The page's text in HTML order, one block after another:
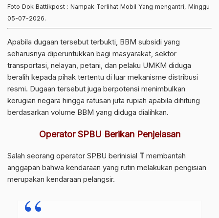
Foto Dok Battikpost : Nampak Terlihat Mobil Yang mengantri, Minggu
05-07-2026.
Apabila dugaan tersebut terbukti, BBM subsidi yang
seharusnya diperuntukkan bagi masyarakat, sektor
transportasi, nelayan, petani, dan pelaku UMKM diduga
beralih kepada pihak tertentu di luar mekanisme distribusi
resmi. Dugaan tersebut juga berpotensi menimbulkan
kerugian negara hingga ratusan juta rupiah apabila dihitung
berdasarkan volume BBM yang diduga dialihkan.
Operator SPBU Berikan Penjelasan
Salah seorang operator SPBU berinisial T membantah
anggapan bahwa kendaraan yang rutin melakukan pengisian
merupakan kendaraan pelangsir.